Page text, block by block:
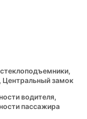
Центральный замок
водителя,
пассажира